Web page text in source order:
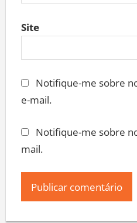
Site
Notifique-me sobre
e-mail.
Notifique-me sobre
mail.